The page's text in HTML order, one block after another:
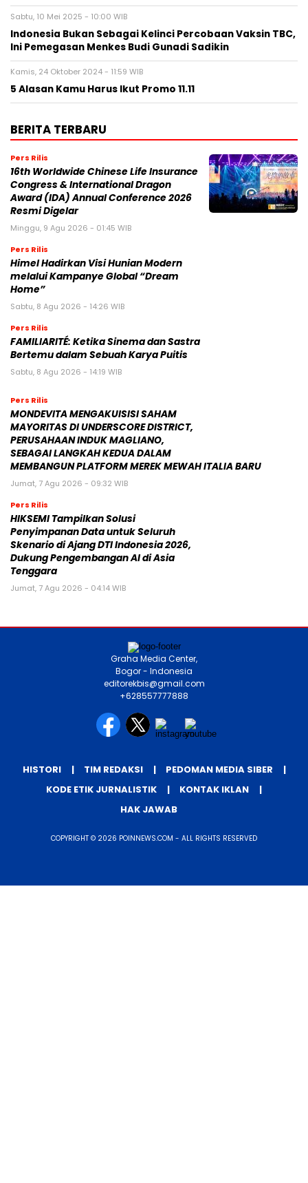
Sabtu, 10 Mei 2025 - 10:00 WIB
Indonesia Bukan Sebagai Kelinci Percobaan Vaksin TBC,
Ini Pemegasan Menkes Budi Gunadi Sadikin
Kamis, 24 Oktober 2024 - 11:59 WIB
5 Alasan Kamu Harus Ikut Promo 11.11
BERITA TERBARU
Pers Rilis
16th Worldwide Chinese Life Insurance
Congress & International Dragon
Award (IDA) Annual Conference 2026
Resmi Digelar
Minggu, 9 Agu 2026 - 01:45 WIB
Pers Rilis
Himel Hadirkan Visi Hunian Modern
melalui Kampanye Global “Dream
Home”
Sabtu, 8 Agu 2026 - 14:26 WIB
Pers Rilis
FAMILIARITÉ: Ketika Sinema dan Sastra
Bertemu dalam Sebuah Karya Puitis
Sabtu, 8 Agu 2026 - 14:19 WIB
Pers Rilis
MONDEVITA MENGAKUISISI SAHAM
MAYORITAS DI UNDERSCORE DISTRICT,
PERUSAHAAN INDUK MAGLIANO,
SEBAGAI LANGKAH KEDUA DALAM
MEMBANGUN PLATFORM MEREK MEWAH ITALIA BARU
Jumat, 7 Agu 2026 - 09:32 WIB
Pers Rilis
HIKSEMI Tampilkan Solusi
Penyimpanan Data untuk Seluruh
Skenario di Ajang DTI Indonesia 2026,
Dukung Pengembangan AI di Asia
Tenggara
Jumat, 7 Agu 2026 - 04:14 WIB
Graha Media Center,
Bogor - Indonesia
editorekbis@gmail.com
+628557777888
HISTORI TIM REDAKSI
PEDOMAN MEDIA SIBER
KODE ETIK JURNALISTIK
KONTAK IKLAN
HAK JAWAB
COPYRIGHT © 2026 POINNEWS.COM - ALL RIGHTS RESERVED